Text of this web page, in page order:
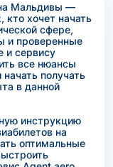
Мальдивы —
кто хочет начать
сфере,
и проверенные
и сервису
все нюансы
получать
в данной
инструкцию
на
оптимальные